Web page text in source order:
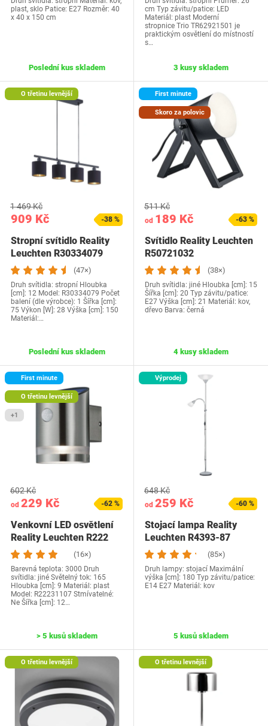
plast, sklo Patice: E27 Rozměr: 40
x 40 x 150 cm
Poslední kus skladem
cm Typ závitu/patice: LED
Materiál: plast Moderní
stropnice Trio TR62921501 je
praktickým osvětlení do místností
s…
3 kusy skladem
O třetinu levnější
909 Kč
1 469 Kč
-38 %
Stropní svítidlo Reality
Leuchten R30334079
(47×)
Druh svítidla: stropní Hloubka
[cm]: 12 Model: R30334079 Počet
balení (dle výrobce): 1 Šířka [cm]:
75 Výkon [W]: 28 Výška [cm]: 150
Materiál:…
Poslední kus skladem
First minute
Skoro za polovic
od 189 Kč
511 Kč
-63 %
Svítidlo Reality Leuchten
R50721032
(38×)
Druh svítidla: jiné Hloubka [cm]: 15
Šířka [cm]: 20 Typ závitu/patice:
E27 Výška [cm]: 21 Materiál: kov,
dřevo Barva: černá
4 kusy skladem
First minute
O třetinu levnější
+1
od 229 Kč
602 Kč
-62 %
Venkovní LED osvětlení
Reality Leuchten R222
(16×)
Barevná teplota: 3000 Druh
svítidla: jiné Světelný tok: 165
Hloubka [cm]: 9 Materiál: plast
Model: R22231107 Stmívatelné:
Ne Šířka [cm]: 12…
> 5 kusů skladem
Výprodej
od 259 Kč
648 Kč
-60 %
Stojací lampa Reality
Leuchten R4393-87
(85×)
Druh lampy: stojací Maximální
výška [cm]: 180 Typ závitu/patice:
E14 E27 Materiál: kov
5 kusů skladem
O třetinu levnější O třetinu levnější